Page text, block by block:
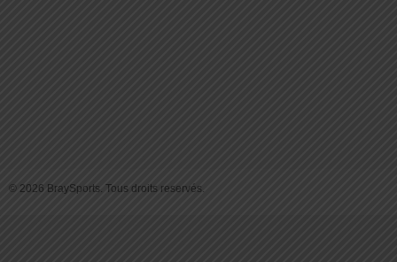
© 2026 BraySports. Tous droits reservés.